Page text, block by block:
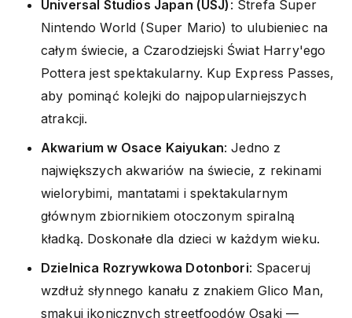
Universal Studios Japan (USJ) : Strefa Super
Nintendo World (Super Mario) to ulubieniec na
całym świecie, a Czarodziejski Świat Harry'ego
Pottera jest spektakularny. Kup Express Passes,
aby pominąć kolejki do najpopularniejszych
atrakcji.
Akwarium w Osace Kaiyukan: Jedno z
największych akwariów na świecie, z rekinami
wielorybimi, mantatami i spektakularnym
głównym zbiornikiem otoczonym spiralną
kładką. Doskonałe dla dzieci w każdym wieku.
Dzielnica Rozrywkowa Dotonbori: Spaceruj
wzdłuż słynnego kanału z znakiem Glico Man,
smakuj ikonicznych streetfoodów Osaki —